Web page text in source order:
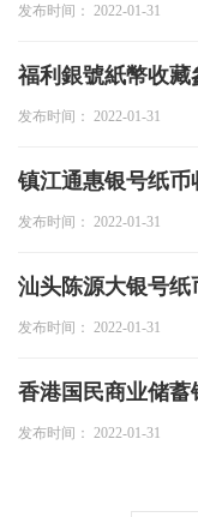
发布时间： 2022-01-31
福利銀號紙幣收藏
发布时间： 2022-01-31
镇江通惠银号纸
发布时间： 2022-01-31
汕头陈源大银号
发布时间： 2022-01-31
香港国民商业储
发布时间： 2022-01-31